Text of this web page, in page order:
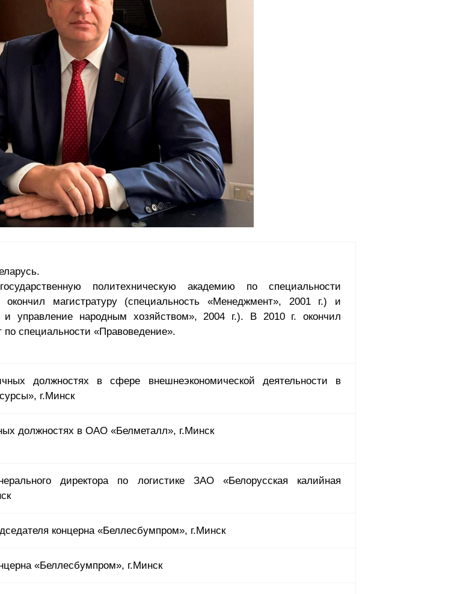
политехническую академию по специальности
магистратуру (специальность «Менеджмент», 2001 г.) и
и управление народным хозяйством», 2004 г.). В 2010 г. окончил
по специальности «Правоведение».
должностях в сфере внешнеэкономической деятельности в
г.Минск
должностях в ОАО «Белметалл», г.Минск
директора по логистике ЗАО «Белорусская калийная
концерна «Беллесбумпром», г.Минск
«Беллесбумпром», г.Минск